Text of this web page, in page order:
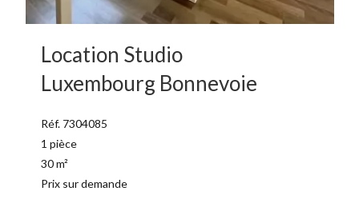
Location Studio
Luxembourg Bonnevoie
Réf. 7304085
1 pièce
30 m²
Prix sur demande